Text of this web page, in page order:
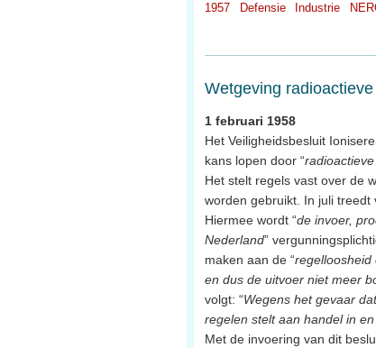
1957
Defensie Industrie
Wetgeving
1 februari 1958
Het Veiligheidsbesluit
kans lopen door “
Het stelt regels vast over de
worden gebruikt. In juli treedt
Hiermee wordt “de invoer,
Nederland”
maken aan de “regelloosheid
en dus de uitvoer niet meer
volgt: “Wegens het gevaar
regelen stelt aan handel in
Met de invoering van dit